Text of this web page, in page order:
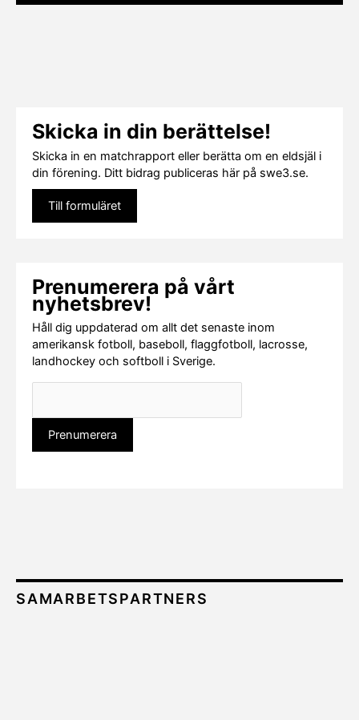
Skicka in din berättelse!
Skicka in en matchrapport eller berätta om en eldsjäl i
din förening. Ditt bidrag publiceras här på swe3.se.
Till formuläret
Prenumerera på vårt
nyhetsbrev!
Håll dig uppdaterad om allt det senaste inom
amerikansk fotboll, baseboll, flaggfotboll, lacrosse,
landhockey och softboll i Sverige.
SAMARBETSPARTNERS